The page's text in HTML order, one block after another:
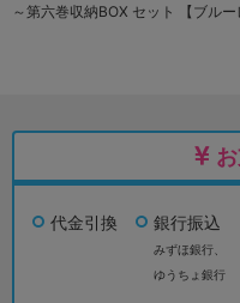
～第六巻収納BOX セット 【ブルー
代金引換 銀行振込
みずほ銀行、
ゆうちょ銀行